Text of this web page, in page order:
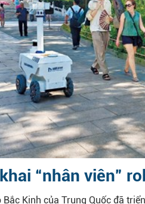
“nhân viên”
Bắc Kinh của Trung Quốc đã